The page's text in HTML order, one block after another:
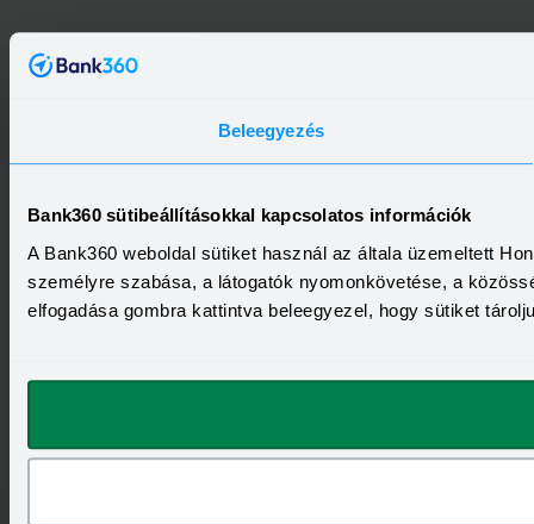
Beleegyezés
Bank360 sütibeállításokkal kapcsolatos információk
A Bank360 weboldal sütiket használ az általa üzemeltett
személyre szabása, a látogatók nyomonkövetése, a
elfogadása gombra kattintva beleegyezel, hogy sütiket